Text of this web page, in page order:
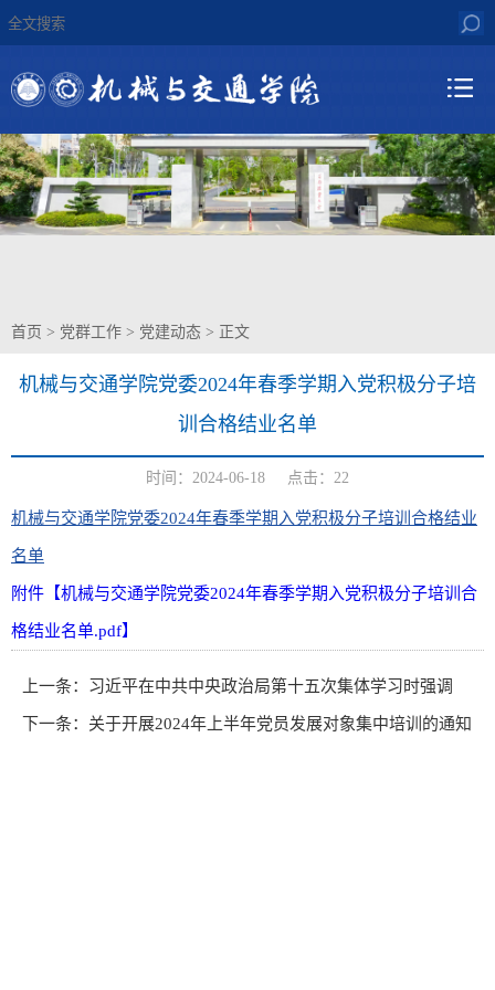
首页 > 党群工作 > 党建动态 > 正文
机械与交通学院党委2024年春季学期入党积极分子培
训合格结业名单
时间：2024-06-18 点击： 22
机械与交通学院党委2024年春季学期入党积极分子培训合格结业
名单
附件【机械与交通学院党委2024年春季学期入党积极分子培训合
格结业名单.pdf】
上一条： 习近平在中共中央政治局第十五次集体学习时强调
下一条： 关于开展2024年上半年党员发展对象集中培训的通知